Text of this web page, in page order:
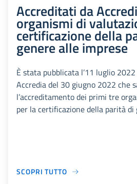
Accreditati da
organismi di
certificazione della
genere alle imprese
È stata pubblicata l’11 luglio
Accredia del 30 giugno 2022 che
l’accreditamento dei primi tre
per la certificazione della parità di
SCOPRI TUTTO